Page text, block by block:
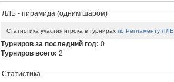
ЛЛБ - пирамида (одним шаром)
Статистика участия игрока в турнирахпо Регламенту ЛЛБ
Турниров за последний год:0
Турниров всего:2
Статистика